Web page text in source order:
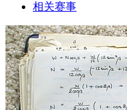
相关赛事